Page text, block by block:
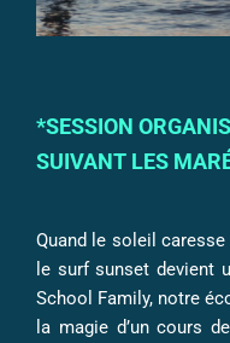
*SESSION
SUIVANT LES
Quand le soleil caresse
le surf sunset devient
School Family, notre
la magie d’un cours